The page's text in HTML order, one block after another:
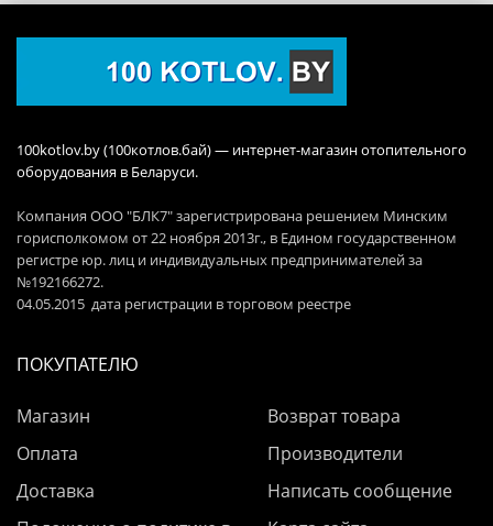
100kotlov.by (100котлов.бай) — интернет-магазин отопительного
оборудования в Беларуси.
Компания ООО "БЛК7" зарегистрирована решением Минским
горисполкомом от 22 ноября 2013г., в Едином государственном
регистре юр. лиц и индивидуальных предпринимателей за
№192166272.
04.05.2015 дата регистрации в торговом реестре
ПОКУПАТЕЛЮ
Магазин
Оплата
Доставка
Возврат товара
Производители
Написать сообщение